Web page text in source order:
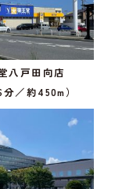
八戸田向店
分／約450m）